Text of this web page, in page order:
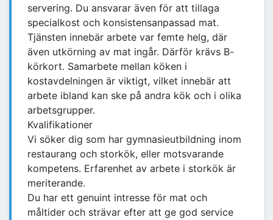
servering. Du ansvarar även för att tillaga
specialkost och konsistensanpassad mat.
Tjänsten innebär arbete var femte helg, där
även utkörning av mat ingår. Därför krävs B-
körkort. Samarbete mellan köken i
kostavdelningen är viktigt, vilket innebär att
arbete ibland kan ske på andra kök och i olika
arbetsgrupper.
Kvalifikationer
Vi söker dig som har gymnasieutbildning inom
restaurang och storkök, eller motsvarande
kompetens. Erfarenhet av arbete i storkök är
meriterande.
Du har ett genuint intresse för mat och
måltider och strävar efter att ge god service